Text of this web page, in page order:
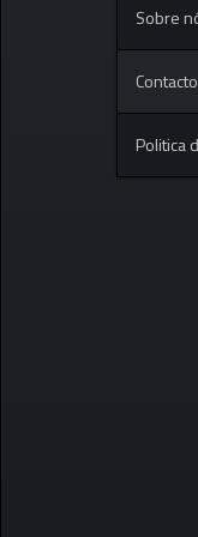
Sobre
Politica